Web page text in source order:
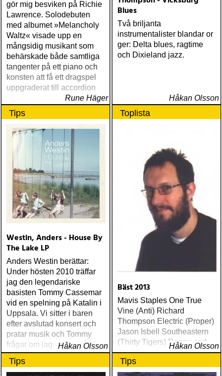
gör mig besviken på Richie
Lawrence. Solodebuten
med albumet »Melancholy
Waltz« visade upp en
mångsidig musikant som
behärskade både samtliga
tangenter på ett piano och
konsten att få ett dragspel
uppgraderat till accordion
Rune Häger
Blues
Två briljanta
instrumentalister blandar or
ger: Delta blues, ragtime
och Dixieland jazz.
Håkan Olsson
Tips
Westin, Anders - House By
The Lake LP
Anders Westin berättar:
Under hösten 2010 träffar
jag den legendariske
basisten Tommy Cassemar
vid en spelning på Katalin i
Uppsala. Vi sitter i baren
efter avslutad konsert och
pratar musik och Tommy
frågar om jag spelar något
instrument
Håkan Olsson
Toplista
Bäst 2013
Mavis Staples One True
Vine (Anti) Richard
Thompson Electric (Proper)
Jason Isbell Southeastern
(Thirty Tigers) Danny and
the Champions of the World
Stay True (Loose) Slow Fox
Just Like the Birds (Rootsy)
Håkan Olsson
Tips Tips